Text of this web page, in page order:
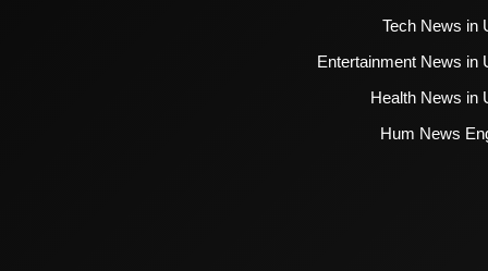
Tech News in
Entertainment News in
Health News in
Hum News